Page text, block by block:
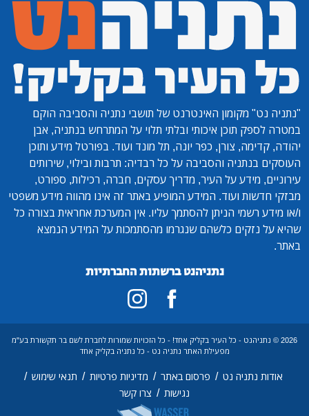
"נתניה נט" מקומון האינטרנט של תושבי נתניה והסביבה הוקם
במטרה לספק תוכן איכותי ובלתי תלוי על המתרחש בנתניה, אבן
יהודה, קדימה, צורן, כפר יונה, תל מונד ועוד. בפורטל מידע ותוכן
העוסקים בנתניה והסביבה על כל רבדיה: תרבות ובילוי, שירותים
עירוניים, מידע על העיר, מדריך עסקים, חברה, רכילות, ספורט,
מבזקי חדשות ועוד. המידע המופיע באתר זה אינו מהווה מידע משפטי
ו/או מידע רשמי הניתן להסתמך עליו. אין המערכת אחראית בצורה כל
שהיא על נזקים כלשהם שנגרמו מהסתמכות על המידע הנמצא
באתר.
נתניהנט ברשתות החברתיות
2026 © נתניהנט - כל העיר בקליק אחד! - כל הזכויות שמורות לחברת לשם בר תקשורת בע"מ
מפעילת האתר נתניה נט - כל נתניה בקליק אחד
אודות נתניה נט / פרסום באתר / מדיניות פרטיות / תנאי שימוש /
נגישות / צרו קשר